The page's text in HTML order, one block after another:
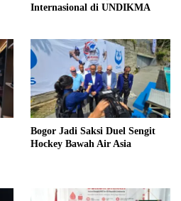
Internasional di UNDIKMA
Bogor Jadi Saksi Duel Sengit
Hockey Bawah Air Asia